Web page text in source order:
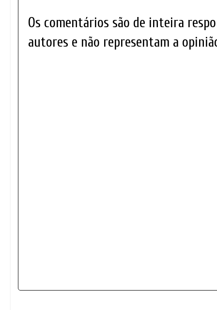
Os comentários são de inteira
autores e não representam a